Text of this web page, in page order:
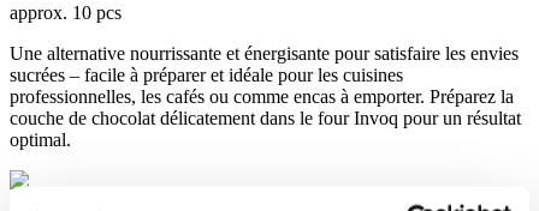
approx. 10 pcs
Une alternative nourrissante et énergisante pour satisfaire les envies
sucrées – facile à préparer et idéale pour les cuisines
professionnelles, les cafés ou comme encas à emporter. Préparez la
couche de chocolat délicatement dans le four Invoq pour un résultat
optimal.